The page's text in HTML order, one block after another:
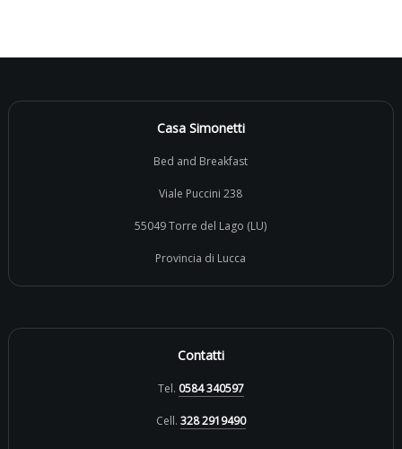
Casa Simonetti
Bed and Breakfast
Viale Puccini 238
55049 Torre del Lago (LU)
Provincia di Lucca
Contatti
Tel. 0584 340597
Cell. 328 2919490